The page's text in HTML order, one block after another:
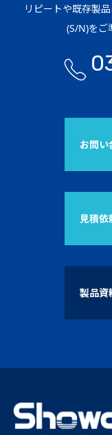
リピートや既存製
(S/N)をご
お問い
見積依
製品資